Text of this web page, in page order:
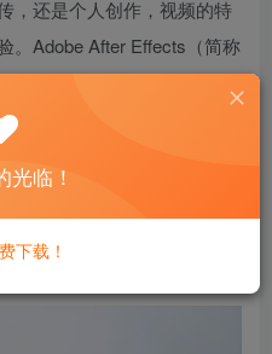
，还是个人创作，视频的特
。Adobe After Effects（简称
作软件，凭借其强大的功能
选工具。随着移动设备的普
探索AE特效视频制作App的
利用这些工具制作出令人惊
光临！
下载！